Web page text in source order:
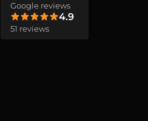
Google reviews
4.9
51 reviews